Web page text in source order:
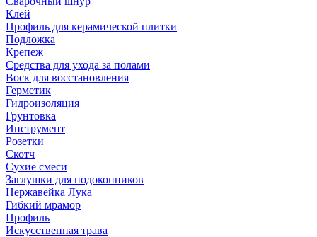
Клей
Профиль для керамической плитки
Подложка
Крепеж
Средства для ухода за полами
Воск для восстановления
Герметик
Гидроизоляция
Грунтовка
Инструмент
Розетки
Скотч
Сухие смеси
Заглушки для подоконников
Нержавейка Лука
Гибкий мрамор
Профиль
Искусственная трава